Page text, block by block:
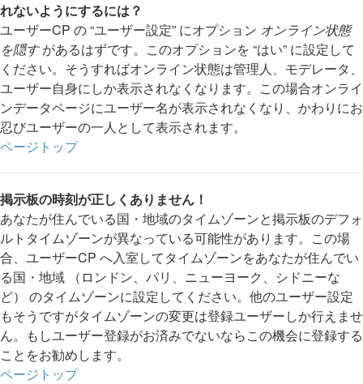
れないようにするには？
ユーザーCP の “ユーザー設定” にオプション オンライン状態
を隠すがあるはずです。このオプションを “はい” に設定して
ください。そうすればオンライン状態は管理人、モデレータ、
ユーザー自身にしか表示されなくなります。この場合オンライ
ンデータページにユーザー名が表示されなくなり、かわりにお
忍びユーザーの一人として表示されます。
ページトップ
掲示板の時刻が正しくありません！
あなたが住んでいる国・地域のタイムゾーンと掲示板のデフォ
ルトタイムゾーンが異なっている可能性があります。この場
合、ユーザーCP へ入室してタイムゾーンをあなたが住んでい
る国・地域 （ロンドン、パリ、ニューヨーク、シドニーな
ど） のタイムゾーンに設定してください。他のユーザー設定
もそうですがタイムゾーンの変更は登録ユーザーしか行えませ
ん。もしユーザー登録がお済みでないならこの機会に登録する
ことをお勧めします。
ページトップ